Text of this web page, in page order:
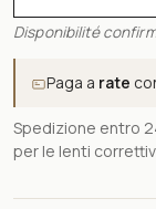
Disponibilité
Paga a rate
Spedizione entro
per le lenti